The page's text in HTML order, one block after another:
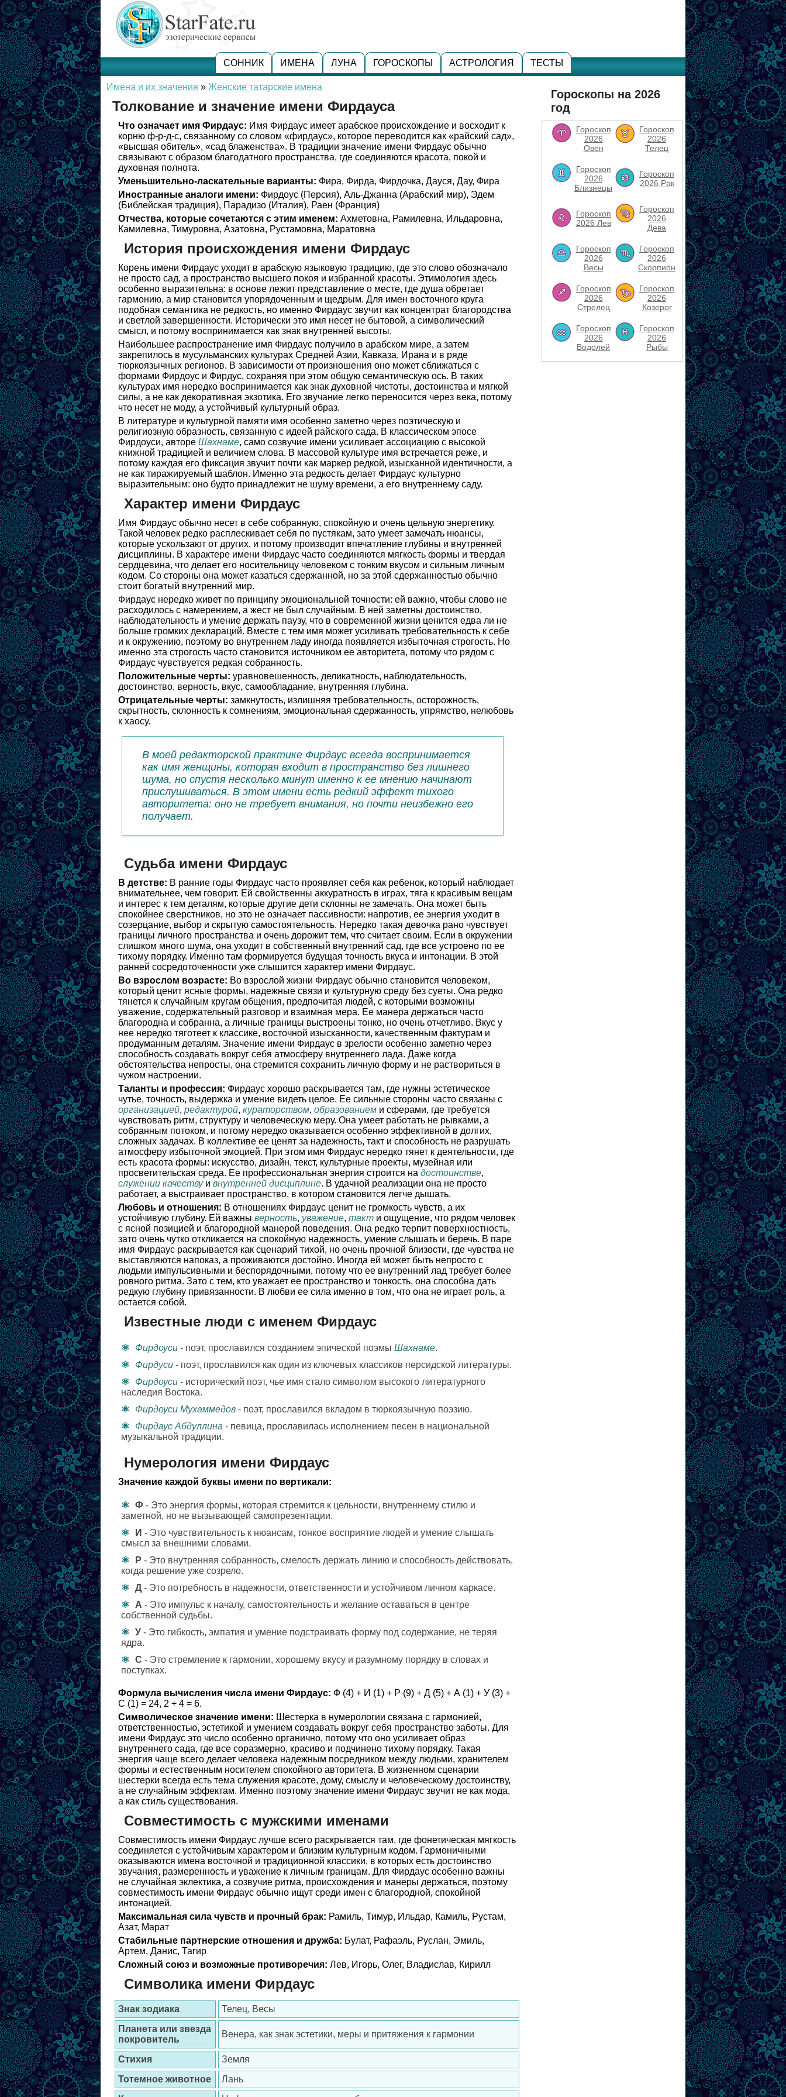
СОННИК ИМЕНА ЛУНА ГОРОСКОПЫ АСТРОЛОГИЯ ТЕСТЫ
Имена и их значения » Женские татарские имена
Толкование и значение имени Фирдауса
Что означает имя Фирдаус: Имя Фирдаус имеет арабское происхождение и восходит к
корню ф-р-д-с, связанному со словом «фирдаус», которое переводится как «райский сад»,
«высшая обитель», «сад блаженства». В традиции значение имени Фирдаус обычно
связывают с образом благодатного пространства, где соединяются красота, покой и
духовная полнота.
Уменьшительно-ласкательные варианты: Фира, Фирда, Фирдочка, Дауся, Дау, Фира
Иностранные аналоги имени: Фирдоус (Персия), Аль-Джанна (Арабский мир), Эдем
(Библейская традиция), Парадизо (Италия), Раен (Франция)
Отчества, которые сочетаются с этим именем: Ахметовна, Рамилевна, Ильдаровна,
Камилевна, Тимуровна, Азатовна, Рустамовна, Маратовна
История происхождения имени Фирдаус
Корень имени Фирдаус уходит в арабскую языковую традицию, где это слово обозначало
не просто сад, а пространство высшего покоя и избранной красоты. Этимология здесь
особенно выразительна: в основе лежит представление о месте, где душа обретает
гармонию, а мир становится упорядоченным и щедрым. Для имен восточного круга
подобная семантика не редкость, но именно Фирдаус звучит как концентрат благородства
и светлой завершенности. Исторически это имя несет не бытовой, а символический
смысл, и потому воспринимается как знак внутренней высоты.
Наибольшее распространение имя Фирдаус получило в арабском мире, а затем
закрепилось в мусульманских культурах Средней Азии, Кавказа, Ирана и в ряде
тюркоязычных регионов. В зависимости от произношения оно может сближаться с
формами Фирдоус и Фирдус, сохраняя при этом общую семантическую ось. В таких
культурах имя нередко воспринимается как знак духовной чистоты, достоинства и мягкой
силы, а не как декоративная экзотика. Его звучание легко переносится через века, потому
что несет не моду, а устойчивый культурный образ.
В литературе и культурной памяти имя особенно заметно через поэтическую и
религиозную образность, связанную с идеей райского сада. В классическом эпосе
Фирдоуси, авторе Шахнаме, само созвучие имени усиливает ассоциацию с высокой
книжной традицией и величием слова. В массовой культуре имя встречается реже, и
потому каждая его фиксация звучит почти как маркер редкой, изысканной идентичности, а
не как тиражируемый шаблон. Именно эта редкость делает Фирдаус культурно
выразительным: оно будто принадлежит не шуму времени, а его внутреннему саду.
Характер имени Фирдаус
Имя Фирдаус обычно несет в себе собранную, спокойную и очень цельную энергетику.
Такой человек редко расплескивает себя по пустякам, зато умеет замечать нюансы,
которые ускользают от других, и потому производит впечатление глубины и внутренней
дисциплины. В характере имени Фирдаус часто соединяются мягкость формы и твердая
сердцевина, что делает его носительницу человеком с тонким вкусом и сильным личным
кодом. Со стороны она может казаться сдержанной, но за этой сдержанностью обычно
стоит богатый внутренний мир.
Фирдаус нередко живет по принципу эмоциональной точности: ей важно, чтобы слово не
расходилось с намерением, а жест не был случайным. В ней заметны достоинство,
наблюдательность и умение держать паузу, что в современной жизни ценится едва ли не
больше громких деклараций. Вместе с тем имя может усиливать требовательность к себе
и к окружению, поэтому во внутреннем ладу иногда появляется избыточная строгость. Но
именно эта строгость часто становится источником ее авторитета, потому что рядом с
Фирдаус чувствуется редкая собранность.
Положительные черты: уравновешенность, деликатность, наблюдательность,
достоинство, верность, вкус, самообладание, внутренняя глубина.
Отрицательные черты: замкнутость, излишняя требовательность, осторожность,
скрытность, склонность к сомнениям, эмоциональная сдержанность, упрямство, нелюбовь
к хаосу.
В моей редакторской практике Фирдаус всегда воспринимается
как имя женщины, которая входит в пространство без лишнего
шума, но спустя несколько минут именно к ее мнению начинают
прислушиваться. В этом имени есть редкий эффект тихого
авторитета: оно не требует внимания, но почти неизбежно его
получает.
Судьба имени Фирдаус
В детстве: В ранние годы Фирдаус часто проявляет себя как ребенок, который наблюдает
внимательнее, чем говорит. Ей свойственны аккуратность в играх, тяга к красивым вещам
и интерес к тем деталям, которые другие дети склонны не замечать. Она может быть
спокойнее сверстников, но это не означает пассивности: напротив, ее энергия уходит в
созерцание, выбор и скрытую самостоятельность. Нередко такая девочка рано чувствует
границы личного пространства и очень дорожит тем, что считает своим. Если в окружении
слишком много шума, она уходит в собственный внутренний сад, где все устроено по ее
тихому порядку. Именно там формируется будущая точность вкуса и интонации. В этой
ранней сосредоточенности уже слышится характер имени Фирдаус.
Во взрослом возрасте: Во взрослой жизни Фирдаус обычно становится человеком,
который ценит ясные формы, надежные связи и культурную среду без суеты. Она редко
тянется к случайным кругам общения, предпочитая людей, с которыми возможны
уважение, содержательный разговор и взаимная мера. Ее манера держаться часто
благородна и собранна, а личные границы выстроены тонко, но очень отчетливо. Вкус у
нее нередко тяготеет к классике, восточной изысканности, качественным фактурам и
продуманным деталям. Значение имени Фирдаус в зрелости особенно заметно через
способность создавать вокруг себя атмосферу внутреннего лада. Даже когда
обстоятельства непросты, она стремится сохранить личную форму и не раствориться в
чужом настроении.
Таланты и профессия: Фирдаус хорошо раскрывается там, где нужны эстетическое
чутье, точность, выдержка и умение видеть целое. Ее сильные стороны часто связаны с
организацией, редактурой, кураторством, образованием и сферами, где требуется
чувствовать ритм, структуру и человеческую меру. Она умеет работать не рывками, а
собранным потоком, и потому нередко оказывается особенно эффективной в долгих,
сложных задачах. В коллективе ее ценят за надежность, такт и способность не разрушать
атмосферу избыточной эмоцией. При этом имя Фирдаус нередко тянет к деятельности, где
есть красота формы: искусство, дизайн, текст, культурные проекты, музейная или
просветительская среда. Ее профессиональная энергия строится на достоинстве,
служении качествуи внутренней дисциплине. В удачной реализации она не просто
работает, а выстраивает пространство, в котором становится легче дышать.
Любовь и отношения: В отношениях Фирдаус ценит не громкость чувств, а их
устойчивую глубину. Ей важны верность, уважение, такт и ощущение, что рядом человек
с ясной позицией и благородной манерой поведения. Она редко терпит поверхностность,
зато очень чутко откликается на спокойную надежность, умение слышать и беречь. В паре
имя Фирдаус раскрывается как сценарий тихой, но очень прочной близости, где чувства не
выставляются напоказ, а проживаются достойно. Иногда ей может быть непросто с
людьми импульсивными и беспорядочными, потому что ее внутренний лад требует более
ровного ритма. Зато с тем, кто уважает ее пространство и тонкость, она способна дать
редкую глубину привязанности. В любви ее сила именно в том, что она не играет роль, а
остается собой.
Известные люди с именем Фирдаус
Фирдоуси - поэт, прославился созданием эпической поэмы Шахнаме.
Фирдуси - поэт, прославился как один из ключевых классиков персидской литературы.
Фирдоуси - исторический поэт, чье имя стало символом высокого литературного
наследия Востока.
Фирдоуси Мухаммедов - поэт, прославился вкладом в тюркоязычную поэзию.
Фирдаус Абдуллина - певица, прославилась исполнением песен в национальной
музыкальной традиции.
Нумерология имени Фирдаус
Значение каждой буквы имени по вертикали:
Ф - Это энергия формы, которая стремится к цельности, внутреннему стилю и
заметной, но не вызывающей самопрезентации.
И - Это чувствительность к нюансам, тонкое восприятие людей и умение слышать
смысл за внешними словами.
Р - Это внутренняя собранность, смелость держать линию и способность действовать,
когда решение уже созрело.
Д - Это потребность в надежности, ответственности и устойчивом личном каркасе.
А - Это импульс к началу, самостоятельность и желание оставаться в центре
собственной судьбы.
У - Это гибкость, эмпатия и умение подстраивать форму под содержание, не теряя
ядра.
С - Это стремление к гармонии, хорошему вкусу и разумному порядку в словах и
поступках.
Формула вычисления числа имени Фирдаус: Ф (4) + И (1) + Р (9) + Д (5) + А (1) + У (3) +
С (1) = 24, 2 + 4 = 6.
Символическое значение имени: Шестерка в нумерологии связана с гармонией,
ответственностью, эстетикой и умением создавать вокруг себя пространство заботы. Для
имени Фирдаус это число особенно органично, потому что оно усиливает образ
внутреннего сада, где все соразмерно, красиво и подчинено тихому порядку. Такая
энергия чаще всего делает человека надежным посредником между людьми, хранителем
формы и естественным носителем спокойного авторитета. В жизненном сценарии
шестерки всегда есть тема служения красоте, дому, смыслу и человеческому достоинству,
а не случайным эффектам. Именно поэтому значение имени Фирдаус звучит не как мода,
а как стиль существования.
Совместимость с мужскими именами
Совместимость имени Фирдаус лучше всего раскрывается там, где фонетическая мягкость
соединяется с устойчивым характером и близким культурным кодом. Гармоничными
оказываются имена восточной и традиционной классики, в которых есть достоинство
звучания, размеренность и уважение к личным границам. Для Фирдаус особенно важны
не случайная эклектика, а созвучие ритма, происхождения и манеры держаться, поэтому
совместимость имени Фирдаус обычно ищут среди имен с благородной, спокойной
интонацией.
Максимальная сила чувств и прочный брак: Рамиль, Тимур, Ильдар, Камиль, Рустам,
Азат, Марат
Стабильные партнерские отношения и дружба: Булат, Рафаэль, Руслан, Эмиль,
Артем, Данис, Тагир
Сложный союз и возможные противоречия: Лев, Игорь, Олег, Владислав, Кирилл
Символика имени Фирдаус
Знак зодиака
Телец, Весы
Планета или звезда
покровитель
Венера, как знак эстетики, меры и притяжения к гармонии
Стихия
Земля
Тотемное животное
Лань
Гороскопы на 2026
год
Гороскоп
2026
Овен
Гороскоп
2026
Телец
Гороскоп
2026
Близнецы
Гороскоп
2026 Рак
Гороскоп
2026 Лев
Гороскоп
2026
Дева
Гороскоп
2026
Весы
Гороскоп
2026
Скорпион
Гороскоп
2026
Стрелец
Гороскоп
2026
Козерог
Гороскоп
2026
Водолей
Гороскоп
2026
Рыбы